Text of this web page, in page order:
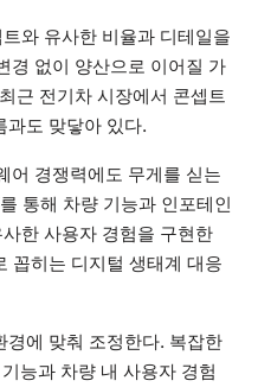
와 유사한 비율과 디테일을
경 없이 양산으로 이어질 가
근 전기차 시장에서 콘셉트
과도 맞닿아 있다.
어 경쟁력에도 무게를 싣는
통해 차량 기능과 인포테인
한 사용자 경험을 구현한
꼽히는 디지털 생태계 대응
에 맞춰 조정한다. 복잡한
능과 차량 내 사용자 경험